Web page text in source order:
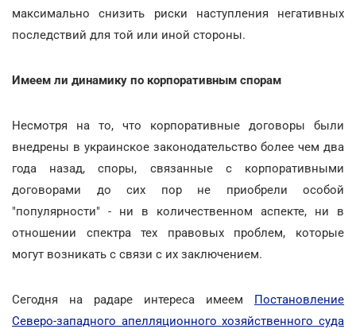
максимально снизить риски наступления негативных
последствий для той или иной стороны.
Имеем ли динамику по корпоративным спорам
Несмотря на то, что корпоративные договоры были
внедрены в украинское законодательство более чем два
года назад, споры, связанные с корпоративными
договорами до сих пор не приобрели особой
"популярности" - ни в количественном аспекте, ни в
отношении спектра тех правовых проблем, которые
могут возникать с связи с их заключением.
Сегодня на радаре интереса имеем Постановление
Северо-западного апелляционного хозяйственного суда